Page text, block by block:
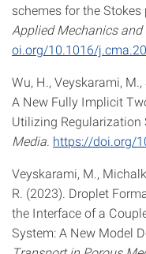
schemes for the Stokes
Applied Mechanics and
oi.org/10.1016/
Wu, H., Veyskarami,
A New Fully Implicit
Utilizing Regularization
Media https://doi.org/
Veyskarami, M.,
R. (2023). Droplet
the Interface of a
System: A New Model